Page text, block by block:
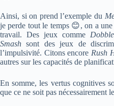
Ainsi, si on prend l’exemple du
je perde tout le temps 😊, on a
travail. Des jeux comme Dobble
Smash sont des jeux de
l’impulsivité. Citons encore Rush
autres sur les capacités de
En somme, les vertus cognitives
que ce ne soit pas nécessairement